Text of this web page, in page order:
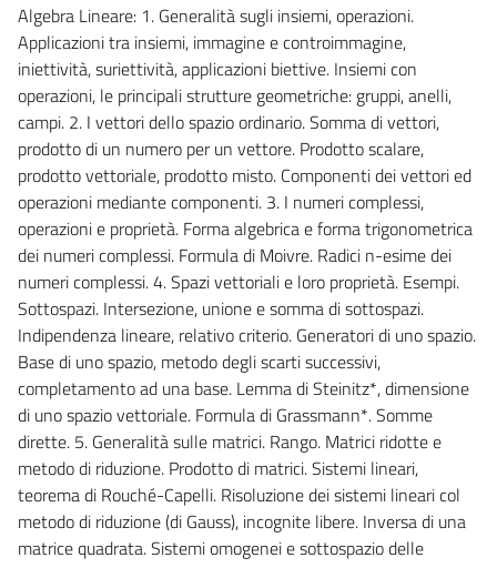
Algebra Lineare: 1. Generalità sugli insiemi, operazioni.
Applicazioni tra insiemi, immagine e controimmagine,
iniettività, suriettività, applicazioni biettive. Insiemi con
operazioni, le principali strutture geometriche: gruppi, anelli,
campi. 2. I vettori dello spazio ordinario. Somma di vettori,
prodotto di un numero per un vettore. Prodotto scalare,
prodotto vettoriale, prodotto misto. Componenti dei vettori ed
operazioni mediante componenti. 3. I numeri complessi,
operazioni e proprietà. Forma algebrica e forma trigonometrica
dei numeri complessi. Formula di Moivre. Radici n-esime dei
numeri complessi. 4. Spazi vettoriali e loro proprietà. Esempi.
Sottospazi. Intersezione, unione e somma di sottospazi.
Indipendenza lineare, relativo criterio. Generatori di uno spazio.
Base di uno spazio, metodo degli scarti successivi,
completamento ad una base. Lemma di Steinitz*, dimensione
di uno spazio vettoriale. Formula di Grassmann*. Somme
dirette. 5. Generalità sulle matrici. Rango. Matrici ridotte e
metodo di riduzione. Prodotto di matrici. Sistemi lineari,
teorema di Rouché-Capelli. Risoluzione dei sistemi lineari col
metodo di riduzione (di Gauss), incognite libere. Inversa di una
matrice quadrata. Sistemi omogenei e sottospazio delle